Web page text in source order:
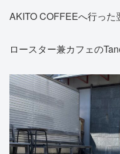
AKITO COFFEEへ行った
ロースター兼カフェの